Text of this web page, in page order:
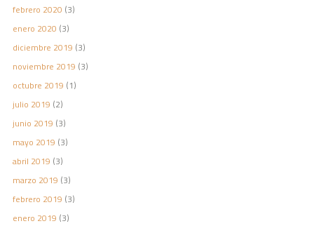
febrero 2020 (3)
enero 2020 (3)
diciembre 2019 (3)
noviembre 2019 (3)
octubre 2019 (1)
julio 2019 (2)
junio 2019 (3)
mayo 2019 (3)
abril 2019 (3)
marzo 2019 (3)
febrero 2019 (3)
enero 2019 (3)